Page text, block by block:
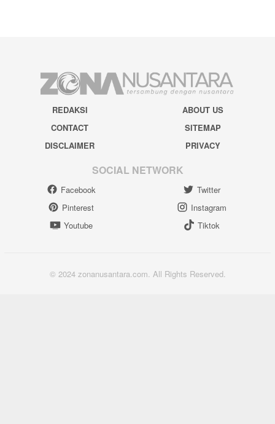
REDAKSI
ABOUT US
CONTACT
SITEMAP
DISCLAIMER
PRIVACY
SOCIAL NETWORK
Facebook
Twitter
Pinterest
Instagram
Youtube
Tiktok
© 2024 zonanusantara.com. All Rights Reserved.